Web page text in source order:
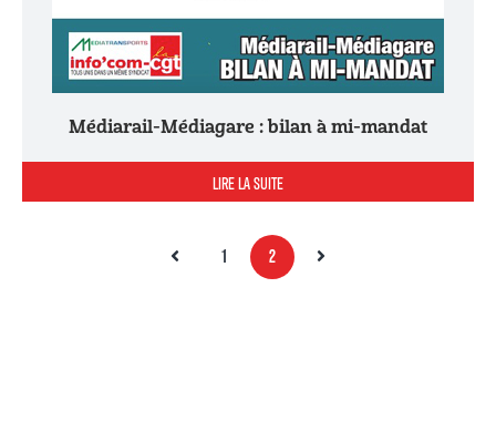
Médiarail-Médiagare : bilan à mi-mandat
LIRE LA SUITE
1 2